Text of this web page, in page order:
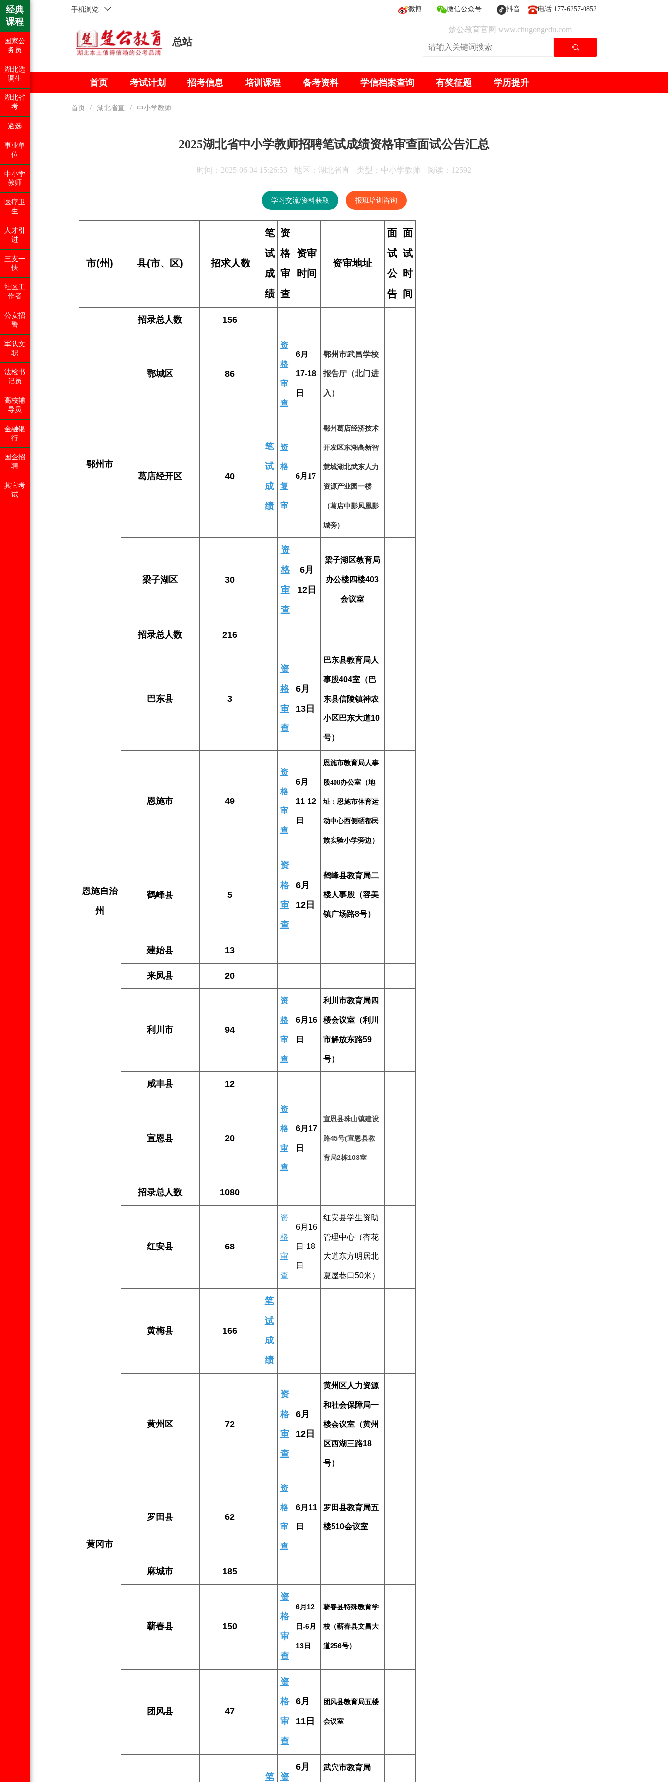
手机浏览 微博 微信公众号 抖音 电话:177-6257-0852
总站
楚公教育官网 www.chugongedu.com
首页 考试计划 招考信息 培训课程 备考资料 学信档案查询 有奖征题 学历提升
首页 / 湖北省直 / 中小学教师
2025湖北省中小学教师招聘笔试成绩资格审查面试公告汇总
时间：2025-06-04 15:26:53 地区：湖北省直 类型：中小学教师 阅读：12592
学习交流/资料获取 报班培训咨询
市(州) 县(市、区) 招求人数
笔
试
成
绩
资
格
审
查
资审
时间
资审地址
面
试
公
告
面
试
时
间
鄂州市
招录总人数 156
鄂城区 86
资
格
审
查
6月
17-18
日
鄂州市武昌学校
报告厅（北门进
入）
葛店经开区 40
笔
试
成
绩
资
格
复
审
6月17
鄂州葛店经济技术
开发区东湖高新智
慧城湖北武东人力
资源产业园一楼
（葛店中影凤凰影
城旁）
梁子湖区 30
资
格
审
查
6月
12日
梁子湖区教育局
办公楼四楼403
会议室
恩施自治
州
招录总人数 216
巴东县 3
资
格
审
查
6月
13日
巴东县教育局人
事股404室（巴
东县信陵镇神农
小区巴东大道10
号）
恩施市 49
资
格
审
查
6月
11-12
日
恩施市教育局人事
股408办公室（地
址：恩施市体育运
动中心西侧硒都民
族实验小学旁边）
鹤峰县 5
资
格
审
查
6月
12日
鹤峰县教育局二
楼人事股（容美
镇广场路8号）
建始县 13
来凤县 20
利川市 94
资
格
审
查
6月16
日
利川市教育局四
楼会议室（利川
市解放东路59
号）
咸丰县 12
宣恩县 20
资
格
审
查
6月17
日
宣恩县珠山镇建设
路45号(宣恩县教
育局2栋103室
黄冈市
招录总人数 1080
红安县 68
资
格
审
查
6月16
日-18
日
红安县学生资助
管理中心（杏花
大道东方明居北
夏屋巷口50米）
黄梅县 166
笔
试
成
绩
黄州区 72
资
格
审
查
6月
12日
黄州区人力资源
和社会保障局一
楼会议室（黄州
区西湖三路18
号）
罗田县 62
资
格
审
查
6月11
日
罗田县教育局五
楼510会议室
麻城市 185
蕲春县 150
资
格
审
查
6月12
日-6月
13日
蕲春县特殊教育学
校（蕲春县文昌大
道256号）
团风县 47
资
格
审
查
6月
11日
团风县教育局五楼
会议室
笔 资
6月
武穴市教育局
经典
课程
国家公
务员
湖北选
调生
湖北省
考
遴选
事业单
位
中小学
教师
医疗卫
生
人才引
进
三支一
扶
社区工
作者
公安招
警
军队文
职
法检书
记员
高校辅
导员
金融银
行
国企招
聘
其它考
试